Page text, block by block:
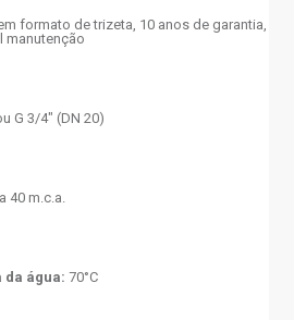
formato de trizeta, 10 anos de garantia,
manutenção
G 3/4" (DN 20)
40 m.c.a.
da água: 70°C